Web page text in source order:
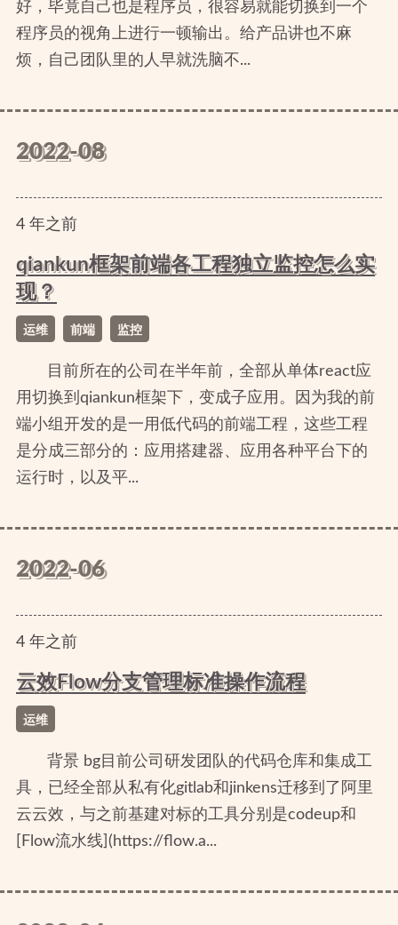
好，毕竟自己也是程序员，很容易就能切换到一个
程序员的视角上进行一顿输出。给产品讲也不麻
烦，自己团队里的人早就洗脑不...
2022-08
4年之前
qiankun框架前端各工程独立监控怎么实
现？
运维 前端 监控
目前所在的公司在半年前，全部从单体react应
用切换到qiankun框架下，变成子应用。因为我的前
端小组开发的是一用低代码的前端工程，这些工程
是分成三部分的：应用搭建器、应用各种平台下的
运行时，以及平...
2022-06
4年之前
云效Flow分支管理标准操作流程
运维
背景 bg目前公司研发团队的代码仓库和集成工
具，已经全部从私有化gitlab和jinkens迁移到了阿里
云云效，与之前基建对标的工具分别是codeup和
[Flow流水线](https://flow.a...